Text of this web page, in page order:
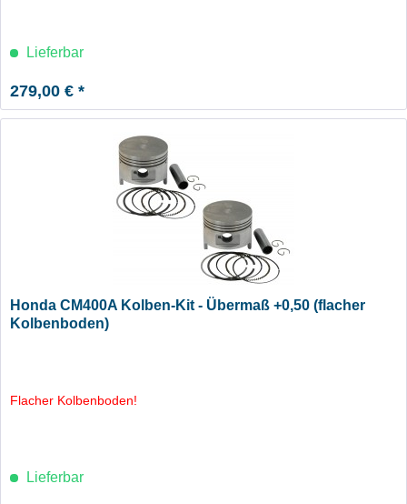
Lieferbar
279,00 € *
Honda CM400A Kolben-Kit - Übermaß +0,50 (flacher
Kolbenboden)
Flacher Kolbenboden!
Lieferbar